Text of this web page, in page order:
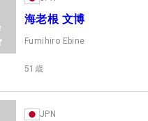
海老根 文博
Fumihiro Ebine
51 歳
JPN